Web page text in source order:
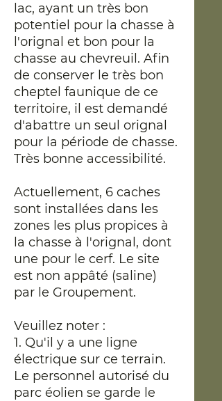
lac, ayant un très bon
potentiel pour la chasse à
l'orignal et bon pour la
chasse au chevreuil. Afin
de conserver le très bon
cheptel faunique de ce
territoire, il est demandé
d'abattre un seul orignal
pour la période de chasse.
Très bonne accessibilité.
Actuellement, 6 caches
sont installées dans les
zones les plus propices à
la chasse à l'orignal, dont
une pour le cerf. Le site
est non appâté (saline)
par le Groupement.
Veuillez noter :
1. Qu'il y a une ligne
électrique sur ce terrain.
Le personnel autorisé du
parc éolien se garde le